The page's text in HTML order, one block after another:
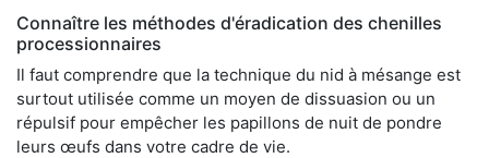
Connaître les méthodes d'éradication des chenilles
processionnaires
Il faut comprendre que la technique du nid à mésange est
surtout utilisée comme un moyen de dissuasion ou un
répulsif pour empêcher les papillons de nuit de pondre
leurs œufs dans votre cadre de vie.